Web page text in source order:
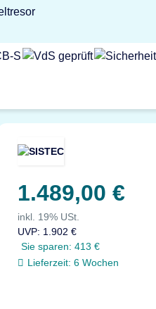
1.489,00 €
inkl. 19% USt.
UVP: 1.902 €
Sie sparen:413 €
Lieferzeit: 6 Wochen